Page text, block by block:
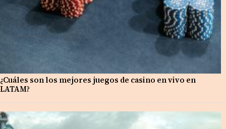
¿Cuáles son los mejores juegos de casino en vivo en
LATAM?